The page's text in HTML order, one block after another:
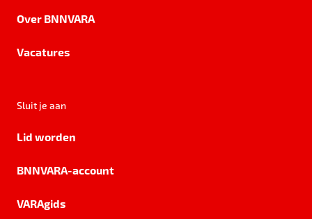
Over BNNVARA
Vacatures
Sluit je aan
Lid worden
BNNVARA-account
VARAgids